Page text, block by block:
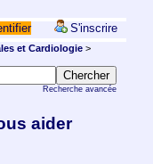
S'inscrire
et Cardiologie>
Recherche avancée
aider